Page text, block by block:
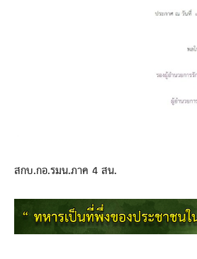
สกบ.กอ.รมน.ภาค 4 สน.